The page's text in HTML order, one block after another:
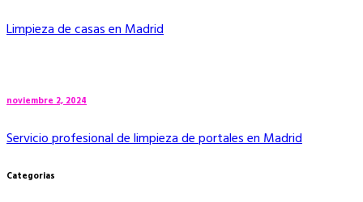
Limpieza de casas en Madrid
noviembre 2, 2024
Servicio profesional de limpieza de portales en Madrid
Categorias